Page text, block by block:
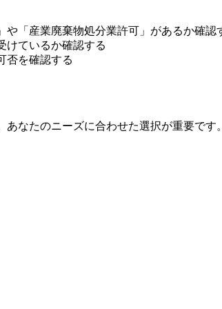
「産業廃棄物処分業許可」があるか確認
けているか確認する
否を確認する
あなたのニーズに合わせた選択が重要です